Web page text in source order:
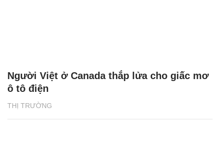
THỊ TRƯỜNG
Người Việt ở Canada thắp lửa cho giấc mơ
ô tô điện